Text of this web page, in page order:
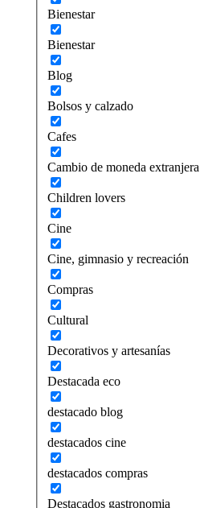
Bienestar
Bienestar
Blog
Bolsos y calzado
Cafes
Cambio de moneda extranjera
Children lovers
Cine
Cine, gimnasio y recreación
Compras
Cultural
Decorativos y artesanías
Destacada eco
destacado blog
destacados cine
destacados compras
Destacados gastronomia